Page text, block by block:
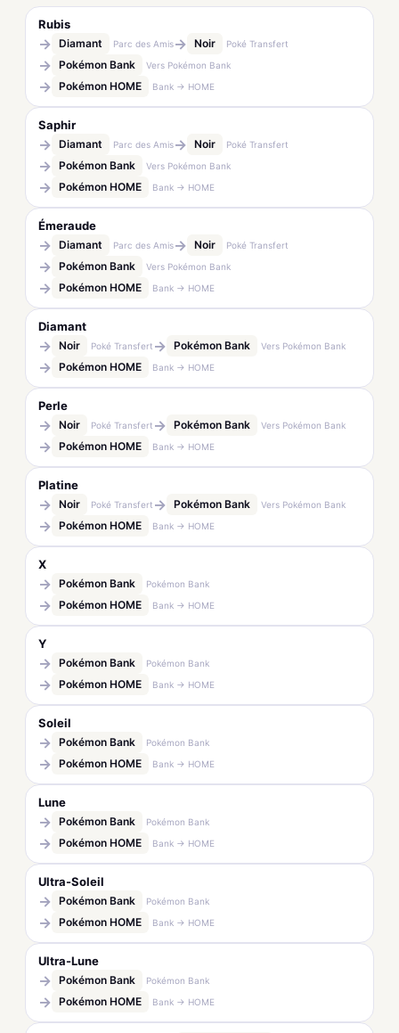
Rubis
→ Diamant Parc des Amis→ Noir Poké Transfert
→ Pokémon Bank Vers Pokémon Bank
→ Pokémon HOME Bank → HOME
Saphir
→ Diamant Parc des Amis→ Noir Poké Transfert
→ Pokémon Bank Vers Pokémon Bank
→ Pokémon HOME Bank → HOME
Émeraude
→ Diamant Parc des Amis→ Noir Poké Transfert
→ Pokémon Bank Vers Pokémon Bank
→ Pokémon HOME Bank → HOME
Diamant
→ Noir Poké Transfert → Pokémon Bank Vers Pokémon Bank
→ Pokémon HOME Bank → HOME
Perle
→ Noir Poké Transfert → Pokémon Bank Vers Pokémon Bank
→ Pokémon HOME Bank → HOME
Platine
→ Noir Poké Transfert → Pokémon Bank Vers Pokémon Bank
→ Pokémon HOME Bank → HOME
X
→ Pokémon Bank Pokémon Bank
→ Pokémon HOME Bank → HOME
Y
→ Pokémon Bank Pokémon Bank
→ Pokémon HOME Bank → HOME
Soleil
→ Pokémon Bank Pokémon Bank
→ Pokémon HOME Bank → HOME
Lune
→ Pokémon Bank Pokémon Bank
→ Pokémon HOME Bank → HOME
Ultra-Soleil
→ Pokémon Bank Pokémon Bank
→ Pokémon HOME Bank → HOME
Ultra-Lune
→ Pokémon Bank Pokémon Bank
→ Pokémon HOME Bank → HOME